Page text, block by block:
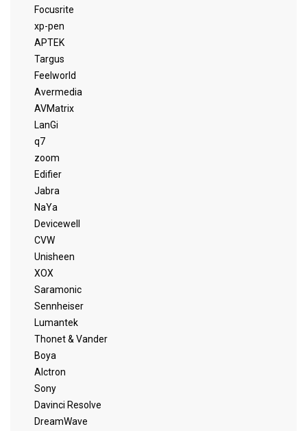
Focusrite
xp-pen
APTEK
Targus
Feelworld
Avermedia
AVMatrix
LanGi
q7
zoom
Edifier
Jabra
NaYa
Devicewell
CVW
Unisheen
XOX
Saramonic
Sennheiser
Lumantek
Thonet & Vander
Boya
Alctron
Sony
Davinci Resolve
DreamWave